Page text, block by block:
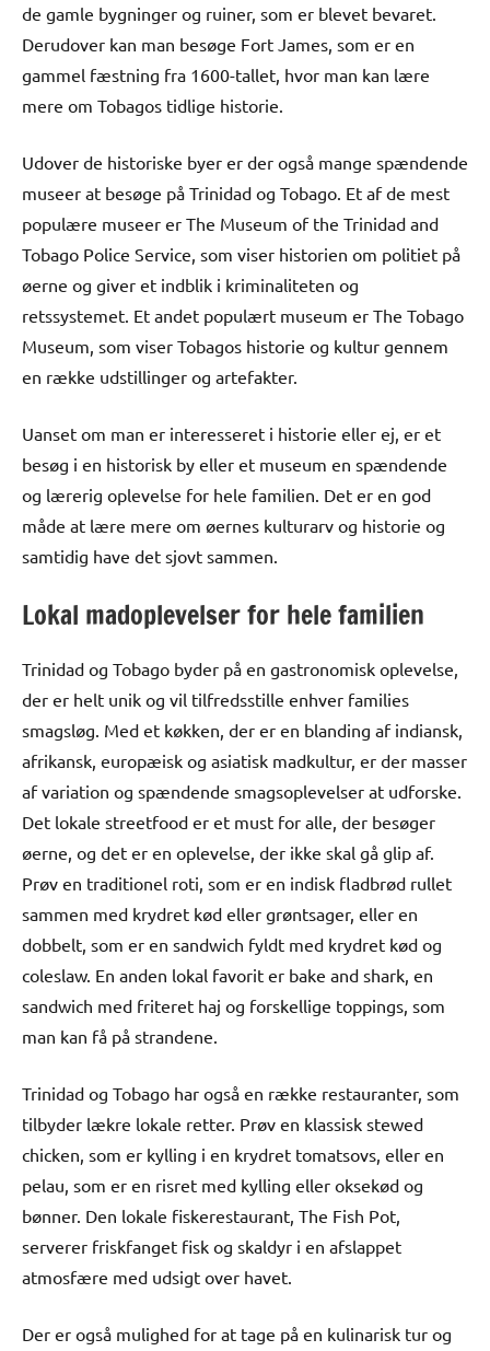
de gamle bygninger og ruiner, som er blevet bevaret.
Derudover kan man besøge Fort James, som er en
gammel fæstning fra 1600-tallet, hvor man kan lære
mere om Tobagos tidlige historie.
Udover de historiske byer er der også mange spændende
museer at besøge på Trinidad og Tobago. Et af de mest
populære museer er The Museum of the Trinidad and
Tobago Police Service, som viser historien om politiet på
øerne og giver et indblik i kriminaliteten og
retssystemet. Et andet populært museum er The Tobago
Museum, som viser Tobagos historie og kultur gennem
en række udstillinger og artefakter.
Uanset om man er interesseret i historie eller ej, er et
besøg i en historisk by eller et museum en spændende
og lærerig oplevelse for hele familien. Det er en god
måde at lære mere om øernes kulturarv og historie og
samtidig have det sjovt sammen.
Lokal madoplevelser for hele familien
Trinidad og Tobago byder på en gastronomisk oplevelse,
der er helt unik og vil tilfredsstille enhver families
smagsløg. Med et køkken, der er en blanding af indiansk,
afrikansk, europæisk og asiatisk madkultur, er der masser
af variation og spændende smagsoplevelser at udforske.
Det lokale streetfood er et must for alle, der besøger
øerne, og det er en oplevelse, der ikke skal gå glip af.
Prøv en traditionel roti, som er en indisk fladbrød rullet
sammen med krydret kød eller grøntsager, eller en
dobbelt, som er en sandwich fyldt med krydret kød og
coleslaw. En anden lokal favorit er bake and shark, en
sandwich med friteret haj og forskellige toppings, som
man kan få på strandene.
Trinidad og Tobago har også en række restauranter, som
tilbyder lækre lokale retter. Prøv en klassisk stewed
chicken, som er kylling i en krydret tomatsovs, eller en
pelau, som er en risret med kylling eller oksekød og
bønner. Den lokale fiskerestaurant, The Fish Pot,
serverer friskfanget fisk og skaldyr i en afslappet
atmosfære med udsigt over havet.
Der er også mulighed for at tage på en kulinarisk tur og